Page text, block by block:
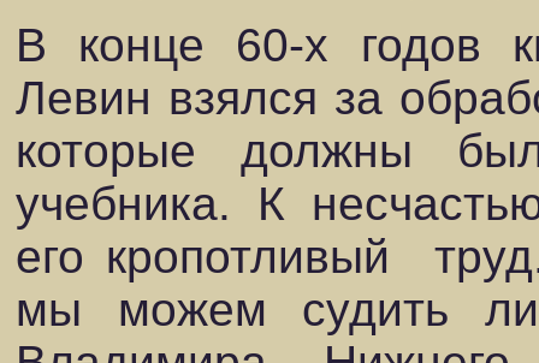
В конце 60-х годов
Левин взялся за
которые должны
учебника. К
его кропотливый
мы можем судить